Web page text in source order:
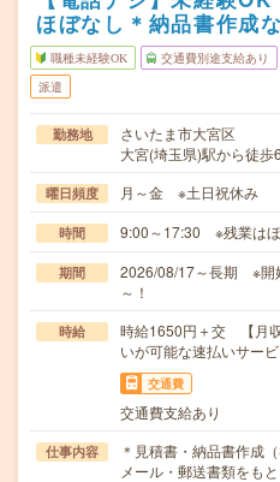
ほぼなし＊納品書作成
職種未経験OK 交通費別途支給あり
派遣
勤務地
さいたま市大宮区
大宮(埼玉県)駅から徒歩
曜日頻度 月～金 ※土日祝休み
時間 9:00～17:30 ※残業はほ
期間
2026/08/17～長期 ※開
～！
時給
時給1650円＋交 【月
いが可能な速払いサー
交通費
交通費支給あり
仕事内容
＊見積書・納品書作成
メール・郵送書類をも